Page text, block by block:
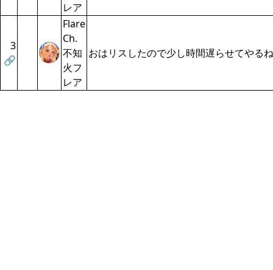
レア
3
🔗
Flare
Ch.
不知
火フ
レア
おはリスしたので少し時間遅らせてやる